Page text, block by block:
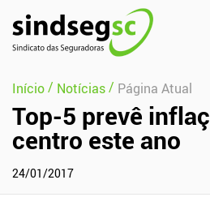
Pular Navegação (s)
Início/ Notícias/ Página Atual
Top-5 prevê
centro este ano
24/01/2017